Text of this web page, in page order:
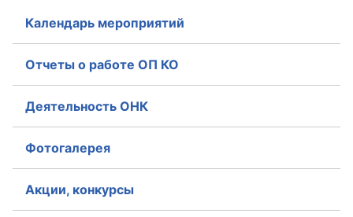
Календарь мероприятий
Отчеты о работе ОП КО
Деятельность ОНК
Фотогалерея
Акции, конкурсы